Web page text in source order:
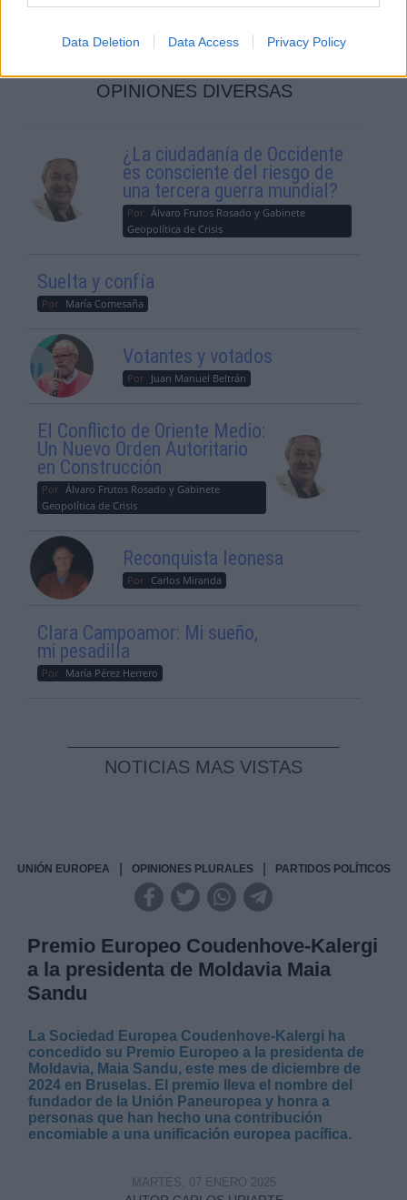
Data Deletion Data Access Privacy Policy
OPINIONES DIVERSAS
¿La ciudadanía de Occidente
es consciente del riesgo de
una tercera guerra mundial?
Por Álvaro Frutos Rosado y Gabinete
Geopolítica de Crisis
Suelta y confía
Por María Comesaña
Votantes y votados
Por Juan Manuel Beltrán
El Conflicto de Oriente Medio:
Un Nuevo Orden Autoritario
en Construcción
Por Álvaro Frutos Rosado y Gabinete
Geopolítica de Crisis
Reconquista leonesa
Por Carlos Miranda
Clara Campoamor: Mi sueño,
mi pesadilla
Por María Pérez Herrero
NOTICIAS MAS VISTAS
UNIÓN EUROPEA OPINIONES PLURALES PARTIDOS POLÍTICOS
Premio Europeo Coudenhove-Kalergi
a la presidenta de Moldavia Maia
Sandu
La Sociedad Europea Coudenhove-Kalergi ha
concedido su Premio Europeo a la presidenta de
Moldavia, Maia Sandu, este mes de diciembre de
2024 en Bruselas. El premio lleva el nombre del
fundador de la Unión Paneuropea y honra a
personas que han hecho una contribución
encomiable a una unificación europea pacífica.
MARTES, 07 ENERO 2025